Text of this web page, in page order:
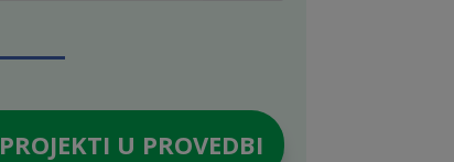
PROJEKTI U PROVEDBI